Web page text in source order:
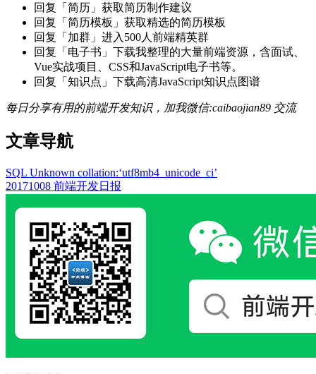
回复「简历」获取简历制作建议
回复「简历模板」获取精选的简历模板
回复「加群」进入500人前端精英群
回复「电子书」下载我整理的大量前端资源，含面试、
Vue实战项目、CSS和JavaScript电子书等。
回复「知识点」下载高清JavaScript知识点图谱
每日分享有用的前端开发知识，加我微信:caibaojian89 交流
文章导航
SQL Unknown collation:‘utf8mb4_unicode_ci’
20171008 前端开发日报